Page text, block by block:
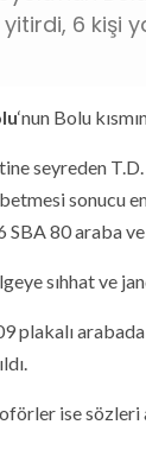
yitirdi, 6 kişi
‘nun Bolu
seyreden
sonucu
80 araba ve
sıhhat ve
plakalı
ise